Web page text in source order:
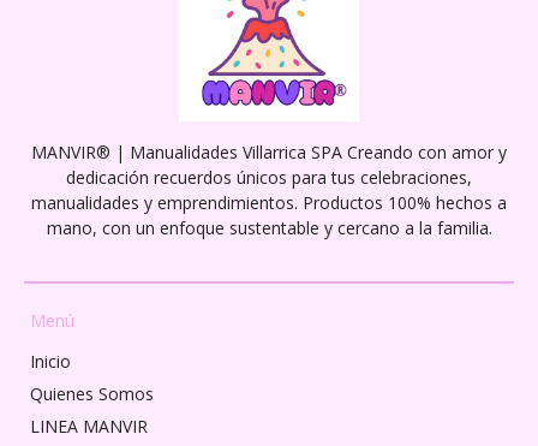
MANVIR® | Manualidades Villarrica SPA Creando con amor y
dedicación recuerdos únicos para tus celebraciones,
manualidades y emprendimientos. Productos 100% hechos a
mano, con un enfoque sustentable y cercano a la familia.
Menú
Inicio
Quienes Somos
LINEA MANVIR